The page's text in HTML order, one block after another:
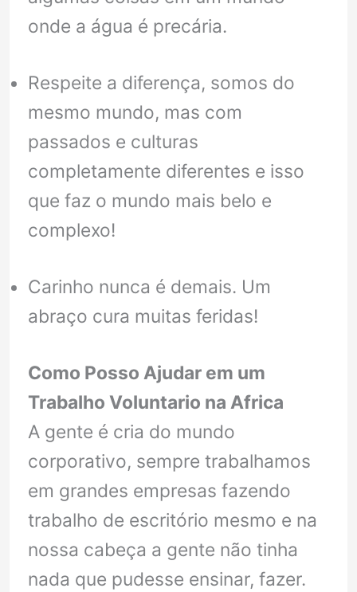
onde a água é precária.
Respeite a diferença, somos do
mesmo mundo, mas com
passados e culturas
completamente diferentes e isso
que faz o mundo mais belo e
complexo!
Carinho nunca é demais. Um
abraço cura muitas feridas!
Como Posso Ajudar em um
Trabalho Voluntario na Africa
A gente é cria do mundo
corporativo, sempre trabalhamos
em grandes empresas fazendo
trabalho de escritório mesmo e na
nossa cabeça a gente não tinha
nada que pudesse ensinar, fazer.